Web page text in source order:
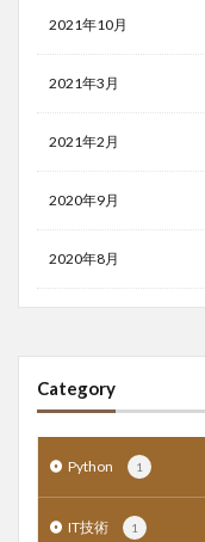
2021年10月
2021年3月
2021年2月
2020年9月
2020年8月
Category
Python 1
IT技術 1